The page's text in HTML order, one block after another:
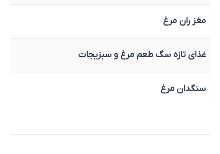
مغز ران مرغ
غذای تازه سگ طعم مرغ و سبزیجات
سنگدان مرغ